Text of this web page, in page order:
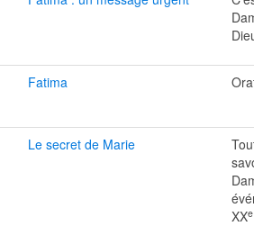
Fatima
Le secret de Marie
XXe